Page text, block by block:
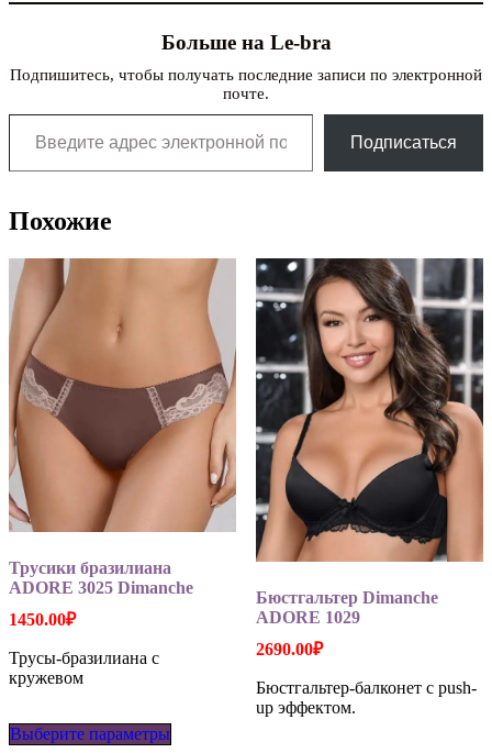
Больше на Le-bra
Подпишитесь, чтобы получать последние записи по электронной
почте.
Введите адрес электронной почты…
Подписаться
Похожие
Трусики бразилиана
ADORE 3025 Dimanche
1450.00₽
Трусы-бразилиана с
кружевом
Выберите параметры
Бюстгальтер Dimanche
ADORE 1029
2690.00₽
Бюстгальтер-балконет с push-
up эффектом.